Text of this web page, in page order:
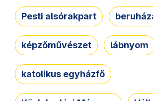
Pesti alsórakpart
képzőművészet lábnyom
katolikus egyházfő